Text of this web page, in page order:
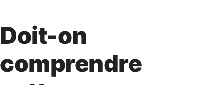
Doit-on
comprendre